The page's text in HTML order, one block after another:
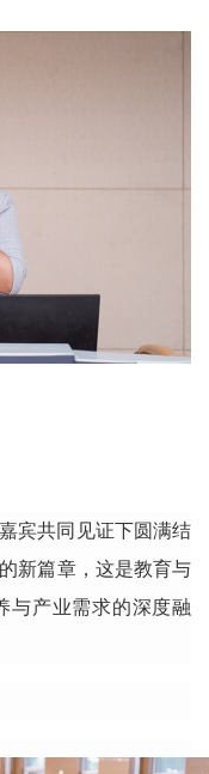
宾共同见证 下圆满结
新篇章， 这是教育与
与产业需求的深度融